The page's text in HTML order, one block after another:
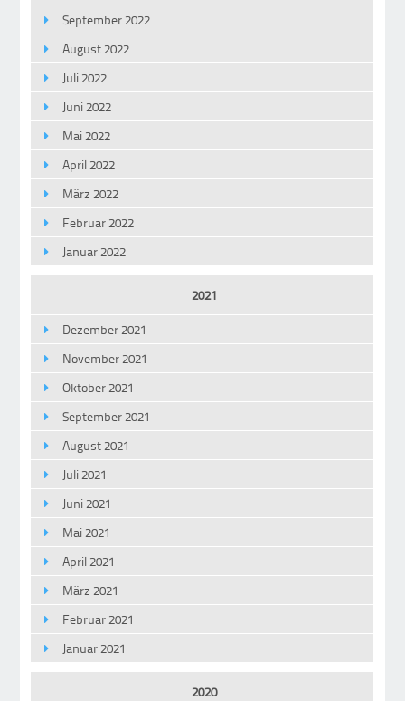
September 2022
August 2022
Juli 2022
Juni 2022
Mai 2022
April 2022
März 2022
Februar 2022
Januar 2022
2021
Dezember 2021
November 2021
Oktober 2021
September 2021
August 2021
Juli 2021
Juni 2021
Mai 2021
April 2021
März 2021
Februar 2021
Januar 2021
2020